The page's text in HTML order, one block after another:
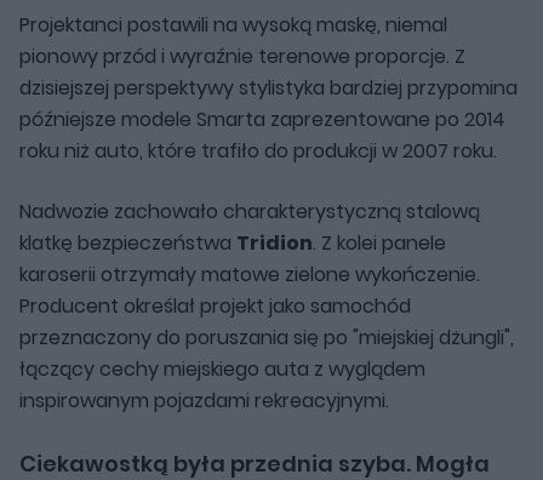
Projektanci postawili na wysoką maskę, niemal
pionowy przód i wyraźnie terenowe proporcje. Z
dzisiejszej perspektywy stylistyka bardziej przypomina
późniejsze modele Smarta zaprezentowane po 2014
roku niż auto, które trafiło do produkcji w 2007 roku.
Nadwozie zachowało charakterystyczną stalową
klatkę bezpieczeństwa Tridion. Z kolei panele
karoserii otrzymały matowe zielone wykończenie.
Producent określał projekt jako samochód
przeznaczony do poruszania się po "miejskiej dżungli",
łączący cechy miejskiego auta z wyglądem
inspirowanym pojazdami rekreacyjnymi.
Ciekawostką była przednia szyba. Mogła